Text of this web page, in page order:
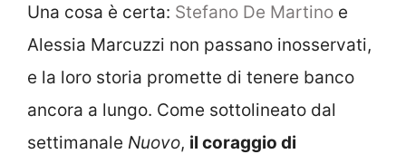
Una cosa è certa: Stefano De Martino e
Alessia Marcuzzi non passano inosservati,
e la loro storia promette di tenere banco
ancora a lungo. Come sottolineato dal
settimanale Nuovo, il coraggio di